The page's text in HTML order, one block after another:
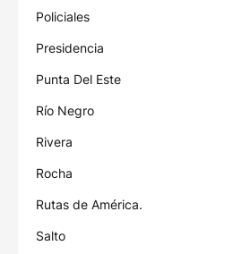
Policiales
Presidencia
Punta Del Este
Río Negro
Rivera
Rocha
Rutas de América.
Salto